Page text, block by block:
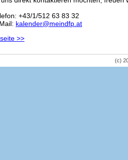
+43/1/512 63 83 32
kalender@meindfp.at
>>
(c)